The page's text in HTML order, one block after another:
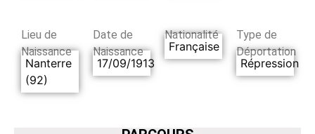
Lieu de
Naissance
Nanterre
(92)
Date de
Naissance
17/09/1913
Nationalité
Française
Type de
Déportation
Répression